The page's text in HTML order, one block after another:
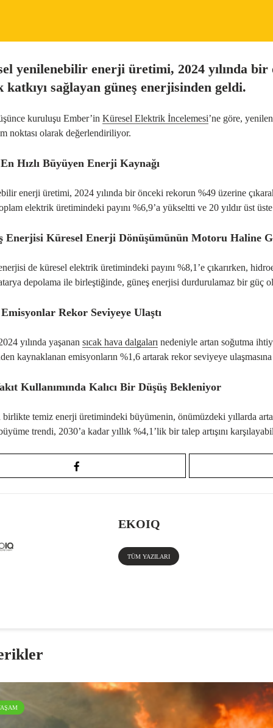
yenilenebilir enerji üretimi, 2024 yılında bir
katkıyı sağlayan güneş enerjisinden geldi.
kuruluşu Ember’in Küresel Elektrik İncelemesi’ne göre,
noktası olarak değerlendiriliyor.
Hızlı Büyüyen Enerji Kaynağı
enerji üretimi, 2024 yılında bir önceki rekorun %49 üzerine
elektrik üretimindeki payını %6,9’a yükseltti ve 20 yıldır üst
Enerjisi Küresel Enerji Dönüşümünün Motoru Haline
de küresel elektrik üretimindeki payını %8,1’e çıkarırken,
depolama ile birleştiğinde, güneş enerjisi durdurulamaz bir güç
Rekor Seviyeye Ulaştı
yılında yaşanan sıcak hava dalgaları nedeniyle artan soğutma
kaynaklanan emisyonların %1,6 artarak rekor seviyeye ulaşmasına
Kullanımında Kalıcı Bir Düşüş Bekleniyor
temiz enerji üretimindeki büyümenin, önümüzdeki yıllarda
trendi, 2030’a kadar yıllık %4,1’lik bir talep artışını
EKOIQ
TÜM YAZILARI